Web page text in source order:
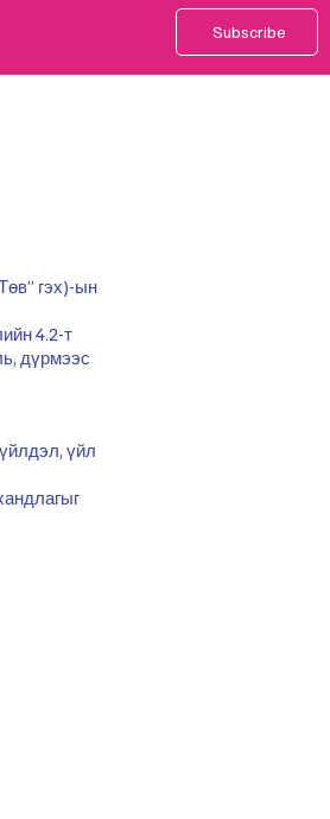
Subscribe
гэх)-ын
4.2-т
дүрмээс
үйл